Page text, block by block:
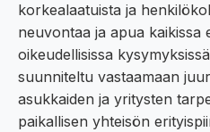
korkealaatuista ja
neuvontaa ja apua kaikissa
oikeudellisissa
suunniteltu vastaamaan
asukkaiden ja yritysten
paikallisen yhteisön